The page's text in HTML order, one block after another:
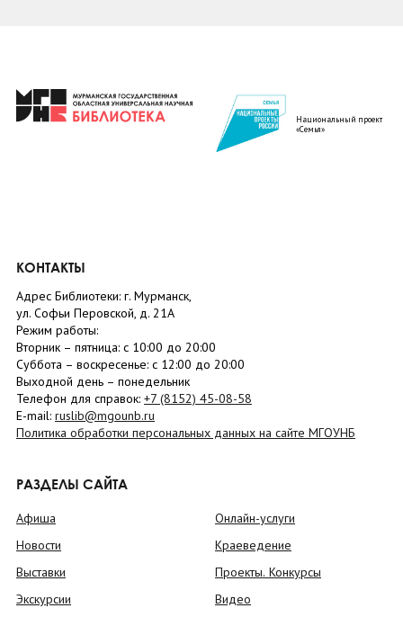
Национальный проект
«Семья»
КОНТАКТЫ
Адрес Библиотеки: г. Мурманск,
ул. Софьи Перовской, д. 21А
Режим работы:
Вторник – пятница: с 10:00 до 20:00
Суббота – воскресенье: c 12:00 до 20:00
Выходной день – понедельник
Телефон для справок: +7 (8152) 45-08-58
E-mail: ruslib@mgounb.ru
Политика обработки персональных данных на сайте МГОУНБ
РАЗДЕЛЫ САЙТА
Афиша
Новости
Выставки
Экскурсии
Онлайн-услуги
Краеведение
Проекты. Конкурсы
Видео